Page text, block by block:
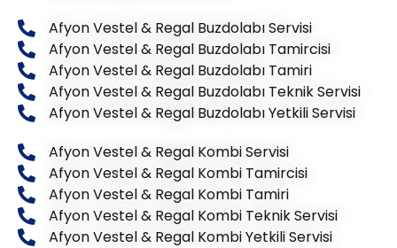
Afyon Vestel & Regal Buzdolabı Servisi
Afyon Vestel & Regal Buzdolabı Tamircisi
Afyon Vestel & Regal Buzdolabı Tamiri
Afyon Vestel & Regal Buzdolabı Teknik Servisi
Afyon Vestel & Regal Buzdolabı Yetkili Servisi
Afyon Vestel & Regal Kombi Servisi
Afyon Vestel & Regal Kombi Tamircisi
Afyon Vestel & Regal Kombi Tamiri
Afyon Vestel & Regal Kombi Teknik Servisi
Afyon Vestel & Regal Kombi Yetkili Servisi